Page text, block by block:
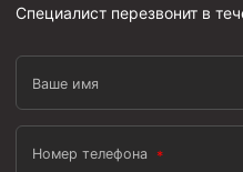
Специалист перезвонит в
Ваше имя
Номер телефона